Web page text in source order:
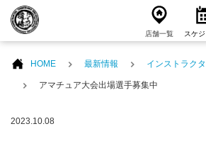
店舗一覧 スケ
HOME 最新情報 インストラク
アマチュア大会出場選手募集中
2023.10.08